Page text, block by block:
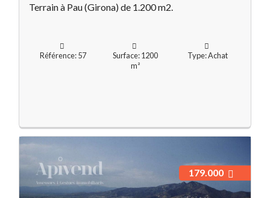
Terrain à Pau (Girona) de 1.200 m2.
Référence: 57
Surface: 1200
m²
Type: Achat
179.000